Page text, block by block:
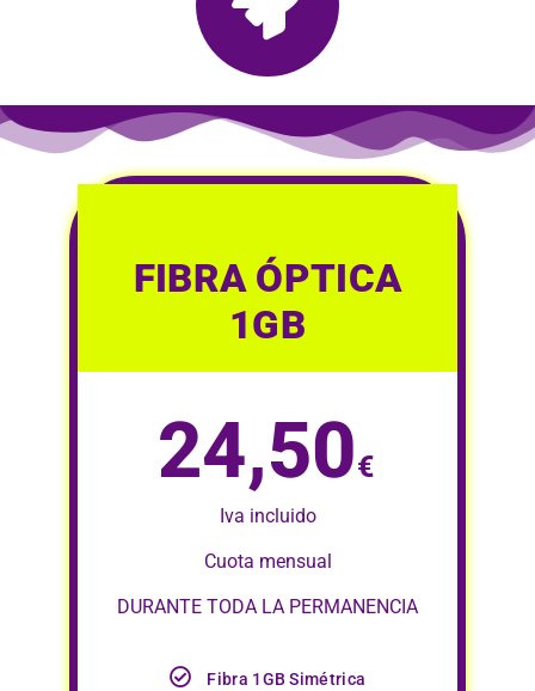
FIBRA ÓPTICA
1GB
24,50€
Iva incluido
Cuota mensual
DURANTE TODA LA PERMANENCIA
Fibra 1GB Simétrica